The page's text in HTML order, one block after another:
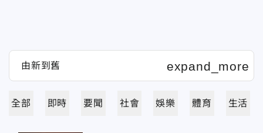
全部 即時 要聞 社會 娛樂 體育 生活